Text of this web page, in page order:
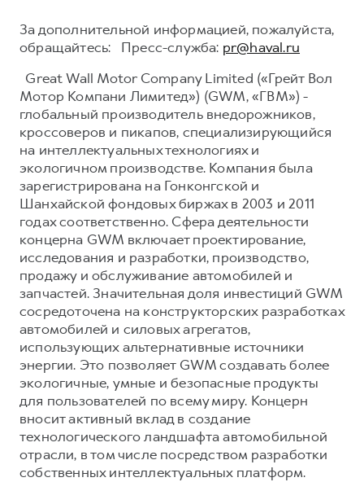
За дополнительной информацией, пожалуйста,
обращайтесь: Пресс-служба: pr@haval.ru
Great Wall Motor Company Limited («Грейт Вол
Мотор Компани Лимитед») (GWM, «ГВМ») -
глобальный производитель внедорожников,
кроссоверов и пикапов, специализирующийся
на интеллектуальных технологиях и
экологичном производстве. Компания была
зарегистрирована на Гонконгской и
Шанхайской фондовых биржах в 2003 и 2011
годах соответственно. Сфера деятельности
концерна GWM включает проектирование,
исследования и разработки, производство,
продажу и обслуживание автомобилей и
запчастей. Значительная доля инвестиций GWM
сосредоточена на конструкторских разработках
автомобилей и силовых агрегатов,
использующих альтернативные источники
энергии. Это позволяет GWM создавать более
экологичные, умные и безопасные продукты
для пользователей по всему миру. Концерн
вносит активный вклад в создание
технологического ландшафта автомобильной
отрасли, в том числе посредством разработки
собственных интеллектуальных платформ.